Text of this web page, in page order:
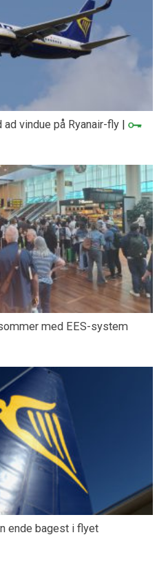
vindue på Ryanair-fly |
med EES-system
ende bagest i flyet